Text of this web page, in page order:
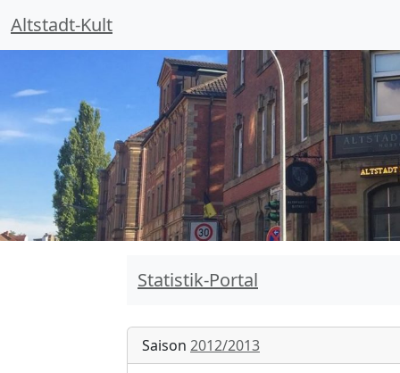
Altstadt-Kult
Statistik-Portal
Saison 2012/2013